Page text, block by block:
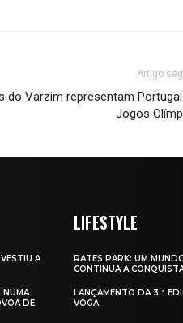
Artigo
do Varzim representam
Jogos
A
NUMA
DE
LIFESTYLE
RATES PARK: UM
CONTINUA A
LANÇAMENTO DA 3.ª
VOGA